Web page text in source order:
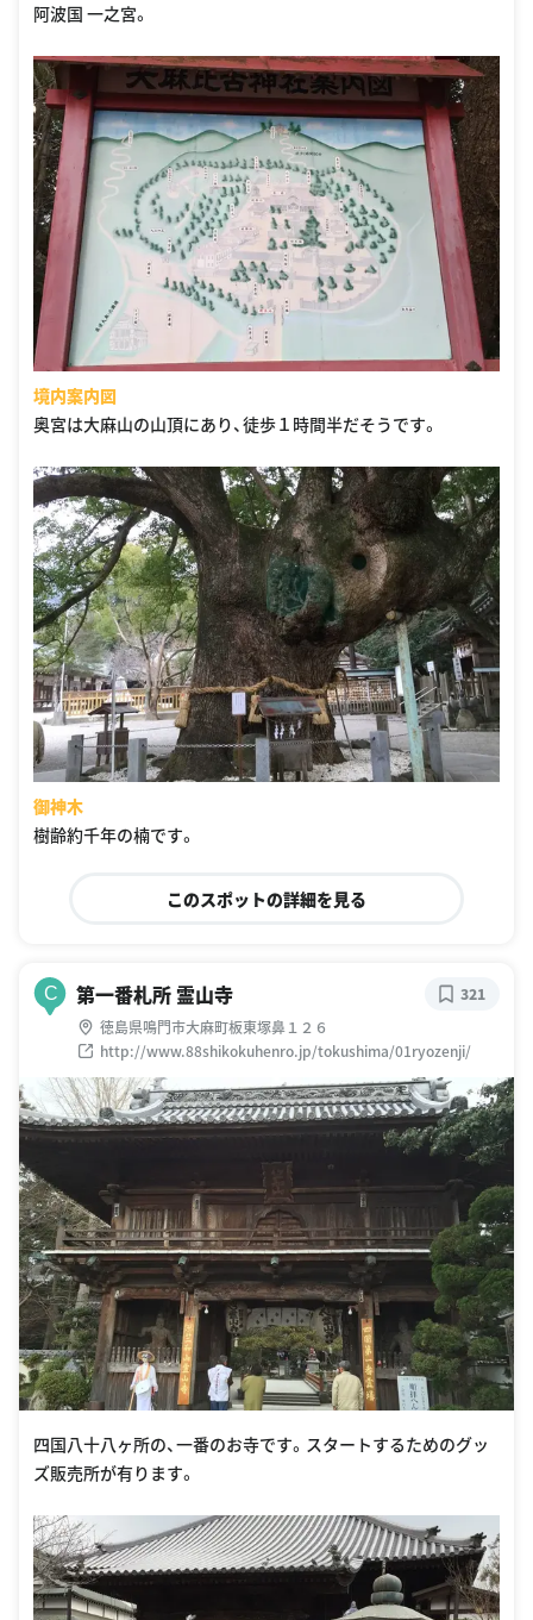
阿波国 一之宮。
境内案内図
奥宮は大麻山の山頂にあり、徒歩１時間半だそうです。
御神木
樹齢約千年の楠です。
このスポットの詳細を見る
C 第一番札所 霊山寺
徳島県鳴門市大麻町板東塚鼻１２６
http://www.88shikokuhenro.jp/tokushima/01ryozenji/
321
四国八十八ヶ所の、一番のお寺です。スタートするためのグッ
ズ販売所が有ります。